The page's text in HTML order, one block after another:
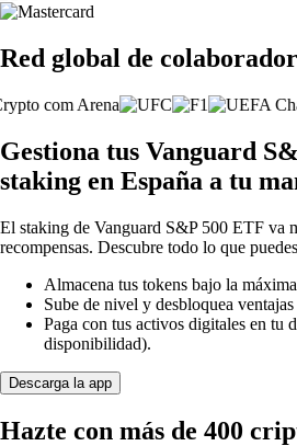
Red global de
Gestiona tus Vanguard
staking en España a tu
El staking de Vanguard S&P 500 ETF va
recompensas. Descubre todo lo que
Almacena tus tokens bajo la
Sube de nivel y desbloquea
Paga con tus activos digitales en tu
disponibilidad).
Descarga la app
Hazte con más de 400